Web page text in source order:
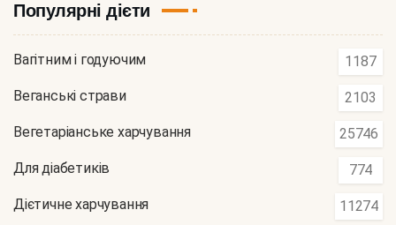
Популярні дієти
Вагітним і годуючим 1187
Веганські страви 2103
Вегетаріанське харчування 25746
Для діабетиків 774
Дієтичне харчування 11274